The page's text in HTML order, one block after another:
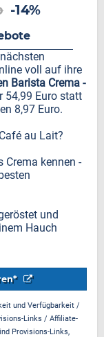
-14%
voll auf ihre
Barista Crema -
54,99 Euro statt
8,97 Euro.
au Lait?
Crema kennen -
und
Hauch
und Verfügbarkeit /
Links / Affiliate-
Provisions-Links,